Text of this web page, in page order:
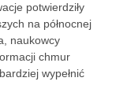
potwierdziły
na północnej
naukowcy
chmur
wypełnić